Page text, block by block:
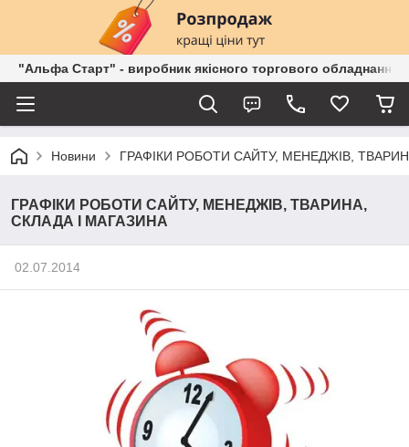
"Альфа Старт" - виробник якісного торгового обладнання
Новини ГРАФІКИ РОБОТИ САЙТУ, МЕНЕДЖІВ,
ГРАФІКИ РОБОТИ САЙТУ, МЕНЕДЖІВ, ТВАРИНА,
СКЛАДА І МАГАЗИНА
02.07.2014